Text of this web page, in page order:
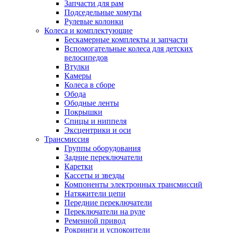
Запчасти для рам
Подседельные хомуты
Рулевые колонки
Колеса и комплектующие
Бескамерные комплекты и запчасти
Вспомогательные колеса для детских
велосипедов
Втулки
Камеры
Колеса в сборе
Обода
Ободные ленты
Покрышки
Спицы и ниппеля
Эксцентрики и оси
Трансмиссия
Группы оборудования
Задние переключатели
Каретки
Кассеты и звезды
Компоненты электронных трансмиссий
Натяжители цепи
Передние переключатели
Переключатели на руле
Ременной привод
Рокринги и успокоители